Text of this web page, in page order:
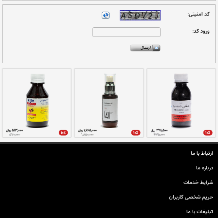
گردد.
ارتباط با ما
درباره ما
شرایط خدمات
حريم شخصی كاربران
تبليغات با ما